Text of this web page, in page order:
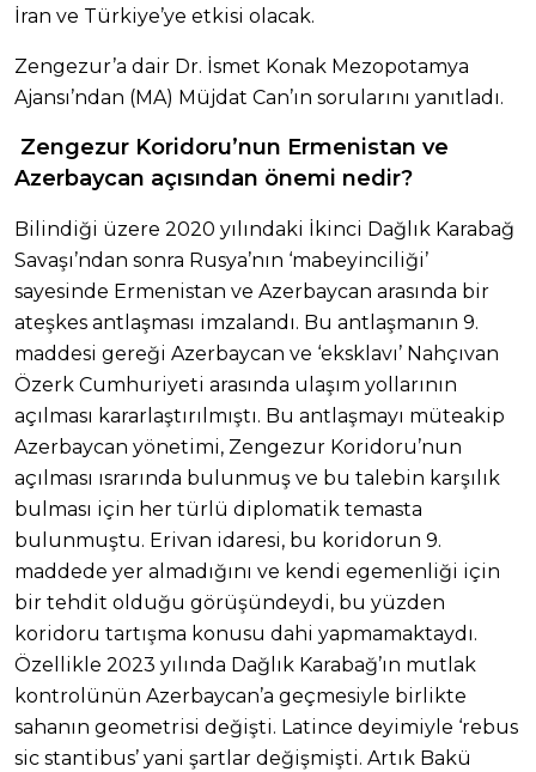
İran ve Türkiye’ye etkisi olacak.
Zengezur’a dair Dr. İsmet Konak Mezopotamya
Ajansı’ndan (MA) Müjdat Can’ın sorularını yanıtladı.
Zengezur Koridoru’nun Ermenistan ve
Azerbaycan açısından önemi nedir?
Bilindiği üzere 2020 yılındaki İkinci Dağlık Karabağ
Savaşı’ndan sonra Rusya’nın ‘mabeyinciliği’
sayesinde Ermenistan ve Azerbaycan arasında bir
ateşkes antlaşması imzalandı. Bu antlaşmanın 9.
maddesi gereği Azerbaycan ve ‘eksklavı’ Nahçıvan
Özerk Cumhuriyeti arasında ulaşım yollarının
açılması kararlaştırılmıştı. Bu antlaşmayı müteakip
Azerbaycan yönetimi, Zengezur Koridoru’nun
açılması ısrarında bulunmuş ve bu talebin karşılık
bulması için her türlü diplomatik temasta
bulunmuştu. Erivan idaresi, bu koridorun 9.
maddede yer almadığını ve kendi egemenliği için
bir tehdit olduğu görüşündeydi, bu yüzden
koridoru tartışma konusu dahi yapmamaktaydı.
Özellikle 2023 yılında Dağlık Karabağ’ın mutlak
kontrolünün Azerbaycan’a geçmesiyle birlikte
sahanın geometrisi değişti. Latince deyimiyle ‘rebus
sic stantibus’ yani şartlar değişmişti. Artık Bakü